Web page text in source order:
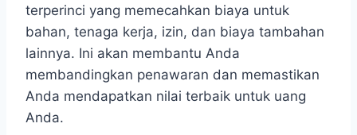
terperinci yang memecahkan biaya untuk
bahan, tenaga kerja, izin, dan biaya tambahan
lainnya. Ini akan membantu Anda
membandingkan penawaran dan memastikan
Anda mendapatkan nilai terbaik untuk uang
Anda.